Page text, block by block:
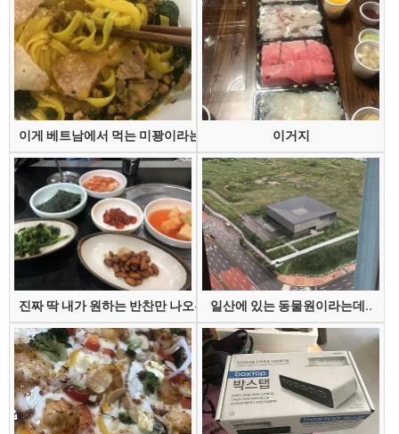
이게 베트남에서 먹는 미꽝이라는 건데 이거지
진짜 딱 내가 원하는 반찬만 나오는 집일산에 있는 동물원이라는데..